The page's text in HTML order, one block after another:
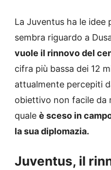
La Juventus ha le idee
sembra riguardo a
vuole il rinnovo del
cifra più bassa dei 12
attualmente percepiti
obiettivo non facile da
quale è sceso in
la sua diplomazia.
Juventus, il